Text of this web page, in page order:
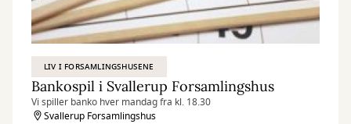
LIV I FORSAMLINGSHUSENE
Bankospil i Svallerup Forsamlingshus
Vi spiller banko hver mandag fra kl. 18.30
Svallerup Forsamlingshus